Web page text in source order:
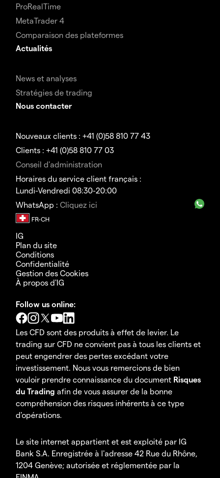
ProRealTime
MetaTrader 4
Comparaison des plateformes
Actualités
News et analyses
Stratégies de trading
Nous contacter
Nouveaux clients : +41 (0)58 810 77 43
Clients : +41 (0)58 810 77 03
Conseil d'administration
Horaires du service client français :
Lundi-Vendredi 08:30-20:00
WhatsApp : Cliquez ici
IG
Plan du site
Conditions
Confidentialité
Gestion des Cookies
À propos d'IG
Follow us online:
Les CFD sont des produits à effet de levier. Le
trading sur CFD ne convient pas à tous les clients et
peut engendrer des pertes excédant votre
investissement. Nous vous remercions de bien
vouloir prendre connaissance du document Risques
du Trading afin de vous assurer de la bonne
compréhension des risques inhérents à ce type
d'opérations.
Le site internet appartient et est exploité par IG
Bank S.A. Enregistrée à l'adresse 42 Rue du Rhône,
1204 Genève; autorisée et réglementée par la